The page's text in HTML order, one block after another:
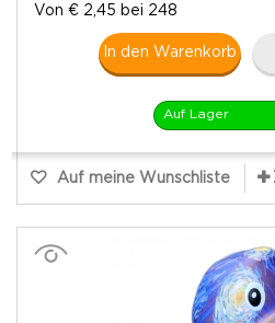
Von € 2,45 bei 248
In den Warenkorb
Auf Lager
Auf meine Wunschliste